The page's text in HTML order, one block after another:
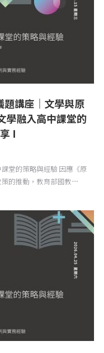
題講座｜文學與原
學融入高中課堂的
I
堂的策略與經驗 因應《原
的推動，教育部國教…